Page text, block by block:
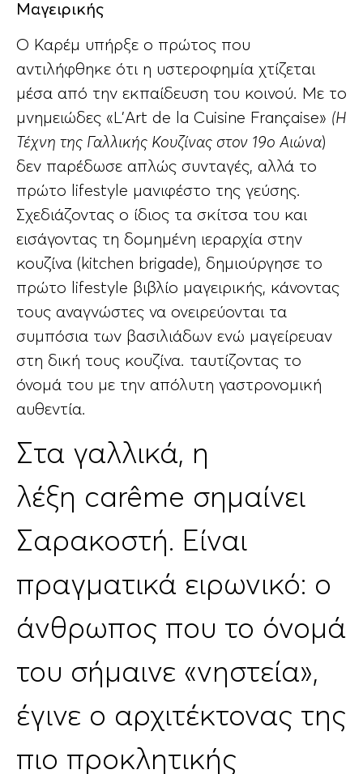
Μαγειρικής
Ο Καρέμ υπήρξε ο πρώτος που
αντιλήφθηκε ότι η υστεροφημία χτίζεται
μέσα από την εκπαίδευση του κοινού. Με το
μνημειώδες «L’Art de la Cuisine Française» (Η
Τέχνη της Γαλλικής Κουζίνας στον 19ο Αιώνα)
δεν παρέδωσε απλώς συνταγές, αλλά το
πρώτο lifestyle μανιφέστο της γεύσης.
Σχεδιάζοντας ο ίδιος τα σκίτσα του και
εισάγοντας τη δομημένη ιεραρχία στην
κουζίνα (kitchen brigade), δημιούργησε το
πρώτο lifestyle βιβλίο μαγειρικής, κάνοντας
τους αναγνώστες να ονειρεύονται τα
συμπόσια των βασιλιάδων ενώ μαγείρευαν
στη δική τους κουζίνα. ταυτίζοντας το
όνομά του με την απόλυτη γαστρονομική
αυθεντία.
Στα γαλλικά, η
λέξη carême σημαίνει
Σαρακοστή. Είναι
πραγματικά ειρωνικό: ο
άνθρωπος που το όνομά
του σήμαινε «νηστεία»,
έγινε ο αρχιτέκτονας της
πιο προκλητικής